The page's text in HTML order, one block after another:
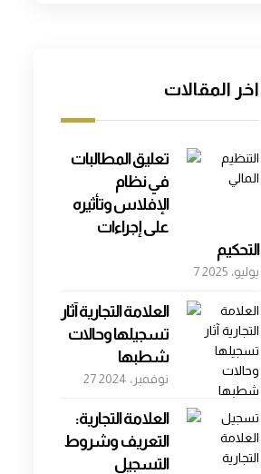
اخر المقالات
تعليق المطالبات
في نظام
الإفلاس وتأثيره
على إجراءات
التحكيم
7 يوليو، 2025
العلامة التجارية آثار
تسجيلها وحالات
شطبها
27 نوفمبر، 2024
العلامة التجارية:
التعريف وشروط
التسجيل